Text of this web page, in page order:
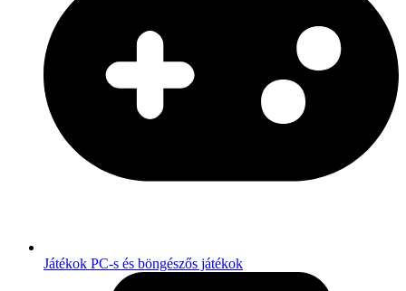
Játékok PC-s és böngészős játékok